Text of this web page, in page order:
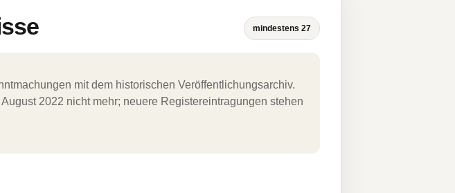
mindestens 27
mit dem historischen Veröffentlichungsarchiv.
2022 nicht mehr; neuere Registereintragungen stehen